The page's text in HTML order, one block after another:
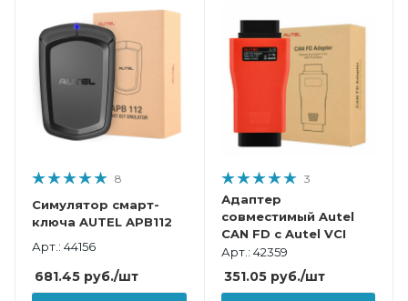
8
Симулятор смарт-
ключа AUTEL APB112
Арт.: 44156
681.45 руб./шт
3
Адаптер
совместимый Autel
CAN FD с Autel VCI
Арт.: 42359
351.05руб./шт